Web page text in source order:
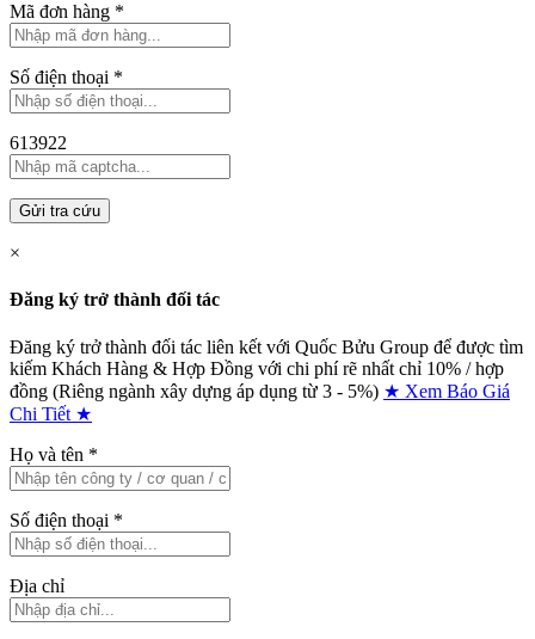
Mã đơn hàng *
Số điện thoại *
613922
Gửi tra cứu
×
Đăng ký trở thành đối tác
Đăng ký trở thành đối tác liên kết với Quốc Bửu Group để được tìm
kiếm Khách Hàng & Hợp Đồng với chi phí rẽ nhất chỉ 10% / hợp
đồng (Riêng ngành xây dựng áp dụng từ 3 - 5%) ★ Xem Báo Giá
Chi Tiết ★
Họ và tên *
Số điện thoại *
Địa chỉ